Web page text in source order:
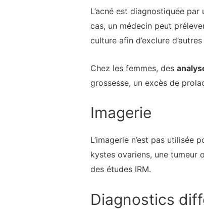
L’acné est diagnostiquée
cas, un médecin peut
culture afin d’exclure
Chez les femmes, des
grossesse, un excès de
Imagerie
L’imagerie n’est pas utilisée
kystes ovariens, une tumeur
des études IRM.
Diagnostics